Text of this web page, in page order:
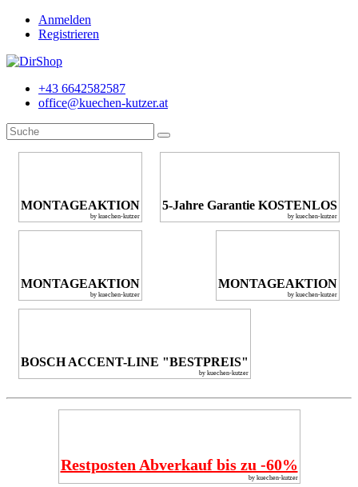
Anmelden
Registrieren
+43 6642582587
office@kuechen-kutzer.at
MONTAGEAKTION
by kuechen-kutzer
5-Jahre Garantie KOSTENLOS
by kuechen-kutzer
MONTAGEAKTION
by kuechen-kutzer
MONTAGEAKTION
by kuechen-kutzer
BOSCH ACCENT-LINE "BESTPREIS"
by kuechen-kutzer
Restposten Abverkauf bis zu -60%
by kuechen-kutzer